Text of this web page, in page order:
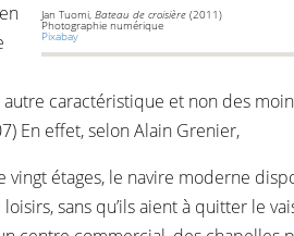
Jan Tuomi, Bateau de croisière (2011)
Photographie numérique
Pixabay
caractéristique et non des
En effet, selon Alain Grenier,
étages, le navire moderne
sans qu’ils aient à quitter le